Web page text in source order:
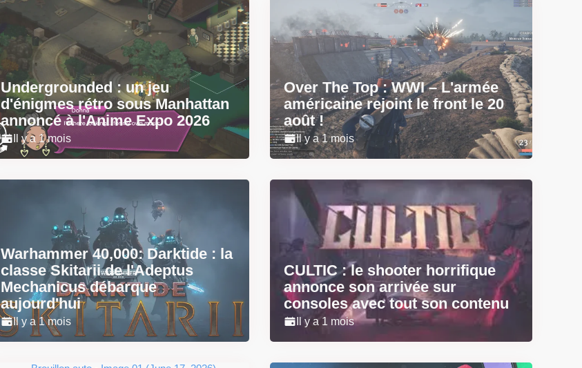
Undergrounded : un jeu
d'énigmes rétro sous Manhattan
annoncé à l'Anime Expo 2026
Il y a 1 mois
Over The Top : WWI – L'armée
américaine rejoint le front le 20
août !
Il y a 1 mois
Warhammer 40,000: Darktide : la
classe Skitarii de l'Adeptus
Mechanicus débarque
aujourd'hui
Il y a 1 mois
CULTIC : le shooter horrifique
annonce son arrivée sur
consoles avec tout son contenu
Il y a 1 mois